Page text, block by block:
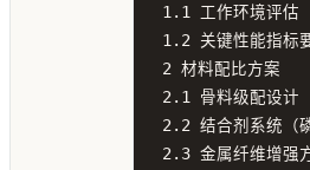
1.1 工作环境评估
1.2 关键性能指标
2 材料配比方案
2.1 骨料级配设计
2.2 结合剂系统（
2.3 金属纤维增强